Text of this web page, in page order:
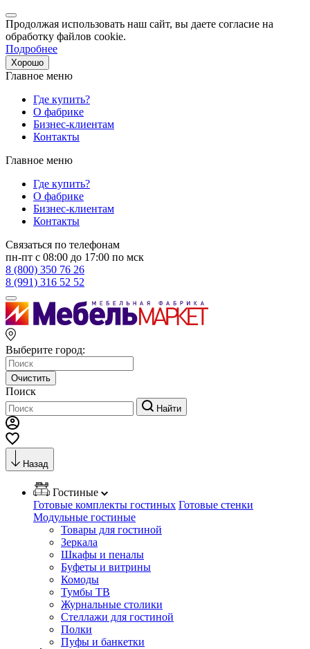
Продолжая использовать наш сайт, вы даете согласие на
обработку файлов cookie.
Подробнее
Хорошо
Главное меню
Где купить?
О фабрике
Бизнес-клиентам
Контакты
Главное меню
Где купить?
О фабрике
Бизнес-клиентам
Контакты
Связаться по телефонам
пн-пт с 08:00 до 17:00 по мск
8 (800) 350 76 26
8 (991) 316 52 52
Выберите город:
Очистить
Поиск
Найти
Назад
Гостиные
Готовые комплекты гостиных Готовые стенки
Модульные гостиные
Товары для гостиной
Зеркала
Шкафы и пеналы
Буфеты и витрины
Комоды
Тумбы ТВ
Журнальные столики
Стеллажи для гостиной
Полки
Пуфы и банкетки